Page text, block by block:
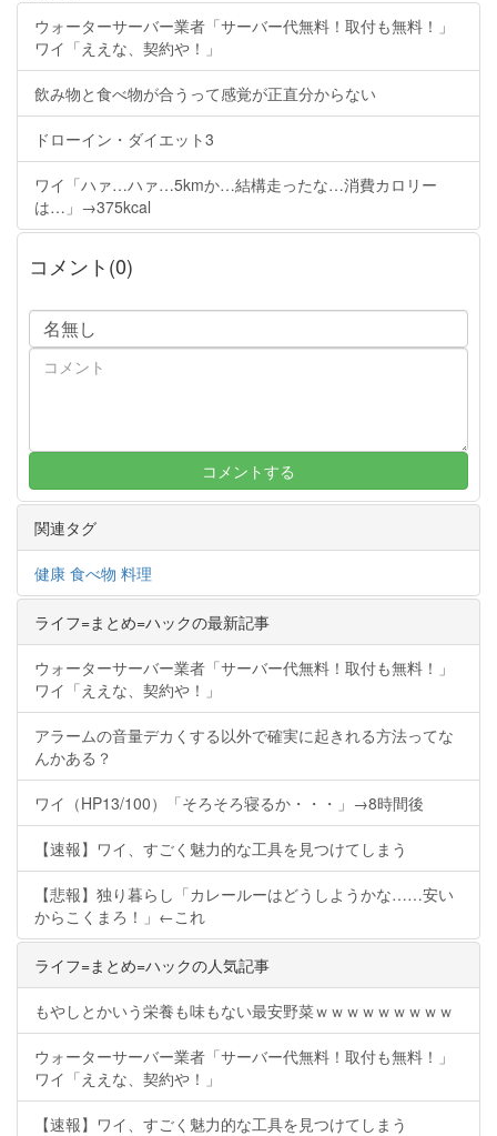
ウォーターサーバー業者「サーバー代無料！取付も無料！」
ワイ「ええな、契約や！」
飲み物と食べ物が合うって感覚が正直分からない
ドローイン・ダイエット3
ワイ「ハァ…ハァ…5kmか…結構走ったな…消費カロリー
は…」→375kcal
コメント(0)
関連タグ
健康 食べ物 料理
ライフ=まとめ=ハックの最新記事
ウォーターサーバー業者「サーバー代無料！取付も無料！」
ワイ「ええな、契約や！」
アラームの音量デカくする以外で確実に起きれる方法ってな
んかある？
ワイ（HP13/100）「そろそろ寝るか・・・」→8時間後
【速報】ワイ、すごく魅力的な工具を見つけてしまう
【悲報】独り暮らし「カレールーはどうしようかな……安い
からこくまろ！」←これ
ライフ=まとめ=ハックの人気記事
もやしとかいう栄養も味もない最安野菜ｗｗｗｗｗｗｗｗｗ
ウォーターサーバー業者「サーバー代無料！取付も無料！」
ワイ「ええな、契約や！」
【速報】ワイ、すごく魅力的な工具を見つけてしまう